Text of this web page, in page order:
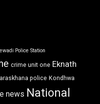
Police Station
crime unit one Eknath
police Kondhwa
news National